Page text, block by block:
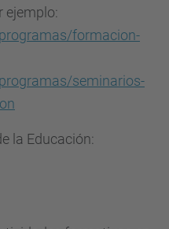
ejemplo:
formacion-
seminarios-
la Educación: